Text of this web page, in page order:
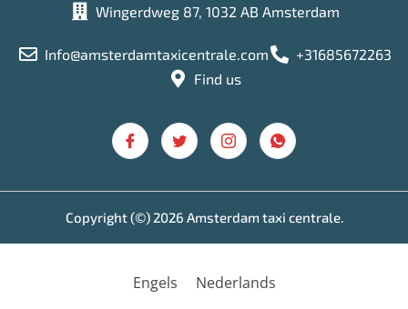
Wingerdweg 87, 1032 AB Amsterdam
Info@amsterdamtaxicentrale.com
+31685672263
Find us
Copyright (©) 2026 Amsterdam taxi centrale.
Engels Nederlands